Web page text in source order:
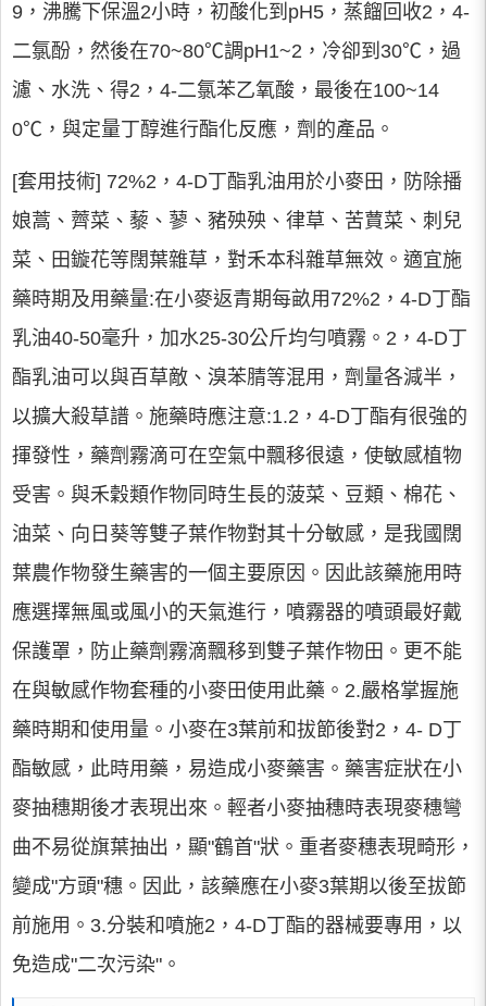
9，沸騰下保溫2小時，初酸化到pH5，蒸餾回收2，4-
二氯酚，然後在70~80℃調pH1~2，冷卻到30℃，過
濾、水洗、得2，4-二氯苯乙氧酸，最後在100~14
0℃，與定量丁醇進行酯化反應，劑的產品。
[套用技術] 72%2，4-D丁酯乳油用於小麥田，防除播
娘蒿、薺菜、藜、蓼、豬殃殃、律草、苦蕒菜、刺兒
菜、田鏇花等闊葉雜草，對禾本科雜草無效。適宜施
藥時期及用藥量:在小麥返青期每畝用72%2，4-D丁酯
乳油40-50毫升，加水25-30公斤均勻噴霧。2，4-D丁
酯乳油可以與百草敵、溴苯腈等混用，劑量各減半，
以擴大殺草譜。施藥時應注意:1.2，4-D丁酯有很強的
揮發性，藥劑霧滴可在空氣中飄移很遠，使敏感植物
受害。與禾穀類作物同時生長的菠菜、豆類、棉花、
油菜、向日葵等雙子葉作物對其十分敏感，是我國闊
葉農作物發生藥害的一個主要原因。因此該藥施用時
應選擇無風或風小的天氣進行，噴霧器的噴頭最好戴
保護罩，防止藥劑霧滴飄移到雙子葉作物田。更不能
在與敏感作物套種的小麥田使用此藥。2.嚴格掌握施
藥時期和使用量。小麥在3葉前和拔節後對2，4- D丁
酯敏感，此時用藥，易造成小麥藥害。藥害症狀在小
麥抽穗期後才表現出來。輕者小麥抽穗時表現麥穗彎
曲不易從旗葉抽出，顯"鶴首"狀。重者麥穗表現畸形，
變成"方頭"穗。因此，該藥應在小麥3葉期以後至拔節
前施用。3.分裝和噴施2，4-D丁酯的器械要專用，以
免造成"二次污染"。